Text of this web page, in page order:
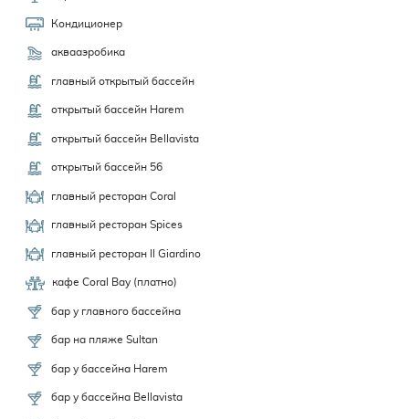
Кондиционер
аквааэробика
главный открытый бассейн
открытый бассейн Harem
открытый бассейн Bellavista
открытый бассейн 56
главный ресторан Coral
главный ресторан Spices
главный ресторан Il Giardino
кафе Coral Bay (платно)
бар у главного бассейна
бар на пляже Sultan
бар у бассейна Harem
бар у бассейна Bellavista